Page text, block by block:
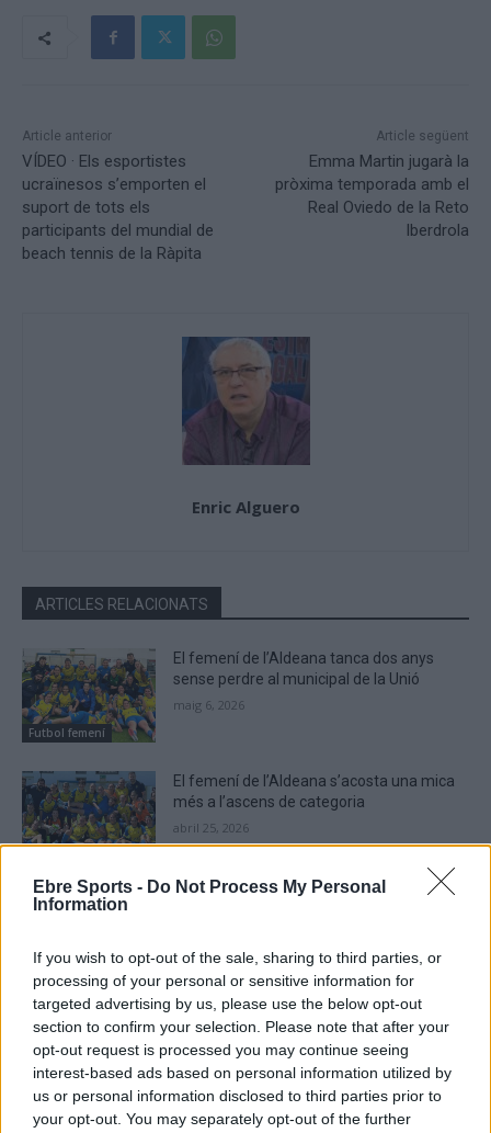
Ebre Sports - Do Not Process My Personal
Information
If you wish to opt-out of the sale, sharing to third parties, or
processing of your personal or sensitive information for
targeted advertising by us, please use the below opt-out
section to confirm your selection. Please note that after your
opt-out request is processed you may continue seeing
interest-based ads based on personal information utilized by
us or personal information disclosed to third parties prior to
your opt-out. You may separately opt-out of the further
Article anterior
VÍDEO · Els esportistes
ucraïnesos s’emporten el
suport de tots els
participants del mundial de
beach tennis de la Ràpita
Article següent
Emma Martin jugarà la
pròxima temporada amb el
Real Oviedo de la Reto
Iberdrola
Enric Alguero
ARTICLES RELACIONATS
Futbol femení
El femení de l’Aldeana tanca dos anys
sense perdre al municipal de la Unió
maig 6, 2026
El femení de l’Aldeana s’acosta una mica
més a l’ascens de categoria
abril 25, 2026
Futbol femení
DEIXA UNA RESPOSTA